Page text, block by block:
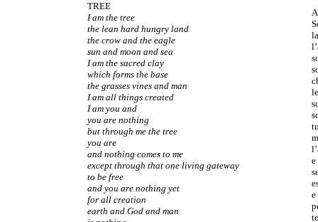
TREE
I am the tree
the lean hard hungry land
the crow and the eagle
sun and moon and sea
I am the sacred clay
which forms the base
the grasses vines and man
I am all things created
I am you and
you are nothing
but through me the tree
you are
and nothing comes to me
except through that one living gateway
to be free
and you are nothing yet
for all creation
earth and God and man
e
e